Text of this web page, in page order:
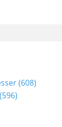
(608)
(596)